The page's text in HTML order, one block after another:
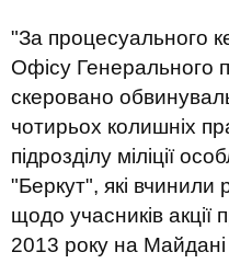
"За процесуального
Офісу Генерального
скеровано
чотирьох колишніх
підрозділу міліції
"Беркут", які вчинили
щодо учасників акції
2013 року на